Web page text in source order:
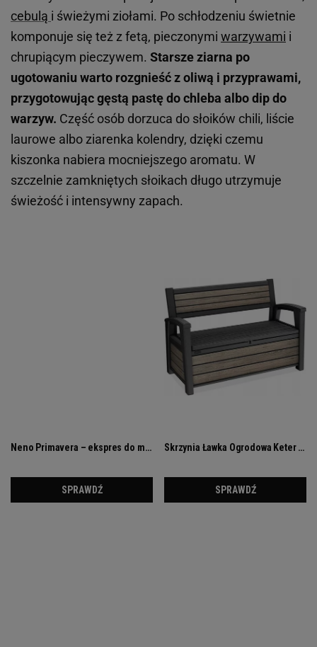
cebulą i świeżymi ziołami. Po schłodzeniu świetnie
komponuje się też z fetą, pieczonymi warzywami i
chrupiącym pieczywem. Starsze ziarna po
ugotowaniu warto rozgnieść z oliwą i przyprawami,
przygotowując gęstą pastę do chleba albo dip do
warzyw. Część osób dorzuca do słoików chili, liście
laurowe albo ziarenka kolendry, dzięki czemu
kiszonka nabiera mocniejszego aromatu. W
szczelnie zamkniętych słoikach długo utrzymuje
świeżość i intensywny zapach.